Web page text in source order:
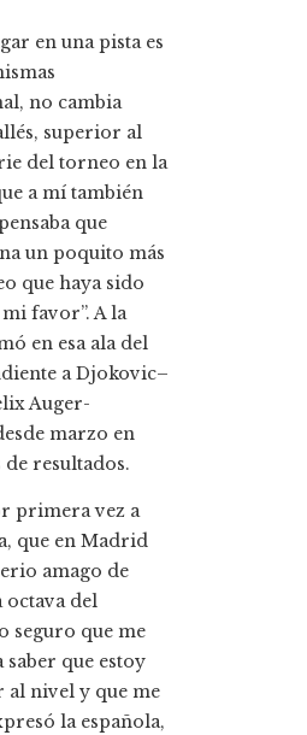
en una pista es
no cambia
superior al
del torneo en la
a mí también
que
un poquito más
que haya sido
favor”. A la
en esa ala del
a Djokovic–
Auger-
marzo en
resultados.
primera vez a
que en Madrid
amago de
octava del
seguro que me
que estoy
al nivel y que me
la española,